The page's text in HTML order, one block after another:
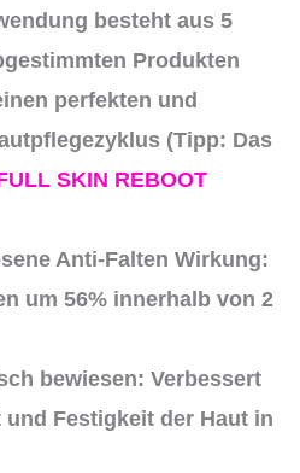
besteht aus 5
Produkten
perfekten und
(Tipp: Das
SKIN REBOOT
Anti-Falten Wirkung:
um 56% innerhalb von 2
bewiesen: Verbessert
Festigkeit der Haut in